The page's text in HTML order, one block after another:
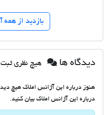
بازدید از همه
دیدگاه ها هیچ نظری
هنوز درباره این آژانس املاک هیچ
درباره این آژانس املاک بیان کنید.